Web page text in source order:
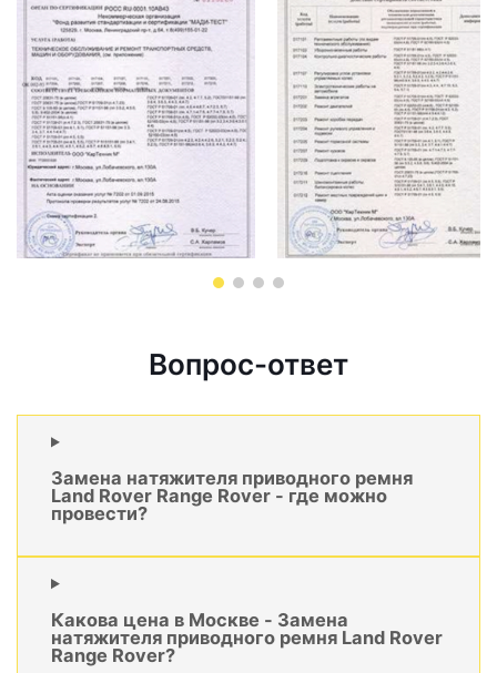
Вопрос-ответ
Замена натяжителя приводного ремня
Land Rover Range Rover - где можно
провести?
Какова цена в Москве - Замена
натяжителя приводного ремня Land Rover
Range Rover?